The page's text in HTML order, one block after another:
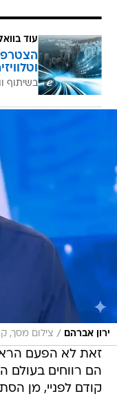
עוד
בשיתוף
ירון אברהם / צילום מסך,
זאת לא הפעם
הם רווחים בעולם
קודם לפניי, מן